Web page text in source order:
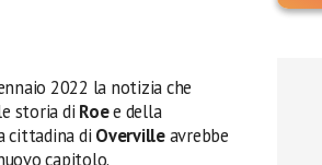
2022 la notizia che
storia di Roee della
cittadina di Overvilleavrebbe
capitolo.